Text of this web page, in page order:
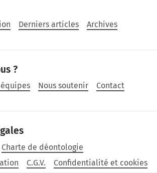
Derniers articles
Archives
?
équipes Nous soutenir
Contact
Charte de déontologie
C.G.V. Confidentialité et cookies